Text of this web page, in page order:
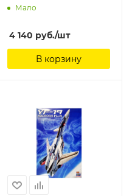
Мало
4 140 руб./шт
В корзину